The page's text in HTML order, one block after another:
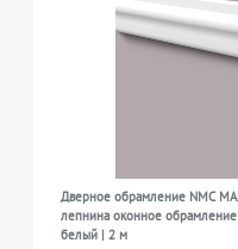
Дверное обрамление NMC
лепнина оконное
белый | 2 м